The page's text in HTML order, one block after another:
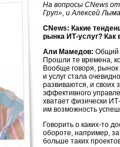
На вопросы CNews
Груп», и Алексей
СNews: Какие
рынка ИТ-услуг?
Али Мамедов: Общий
Прошли те времена,
Вообще говоря,
и услуг стала
развиваются, и своих
эффективного
хватает физически
им возможность
Говорить о каких-то
обороте, например,
больше таких